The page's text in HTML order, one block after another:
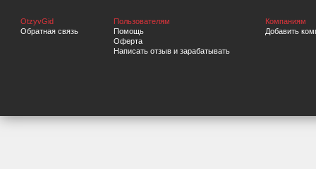
OtzyvGid
Обратная связь
Пользователям
Помощь
Оферта
Написать отзыв и зарабатывать
Компаниям
Добавить